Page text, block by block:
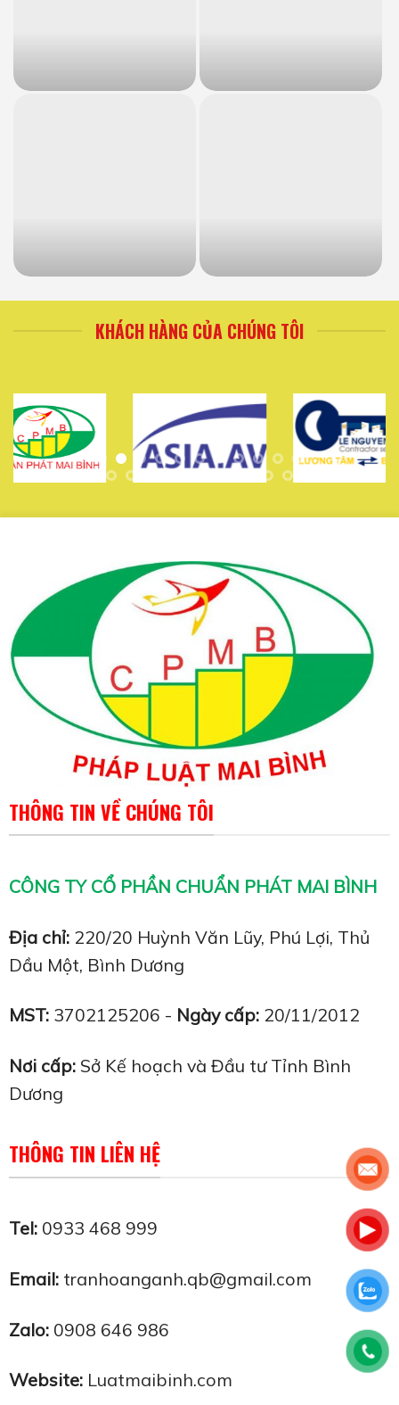
KHÁCH HÀNG CỦA CHÚNG TÔI
THÔNG TIN VỀ CHÚNG TÔI
CÔNG TY CỔ PHẦN CHUẨN PHÁT MAI BÌNH
Địa chỉ: 220/20 Huỳnh Văn Lũy, Phú Lợi, Thủ
Dầu Một, Bình Dương
MST: 3702125206 - Ngày cấp: 20/11/2012
Nơi cấp: Sở Kế hoạch và Đầu tư Tỉnh Bình
Dương
THÔNG TIN LIÊN HỆ
Tel: 0933 468 999
Email: tranhoanganh.qb@gmail.com
Zalo: 0908 646 986
Website: Luatmaibinh.com